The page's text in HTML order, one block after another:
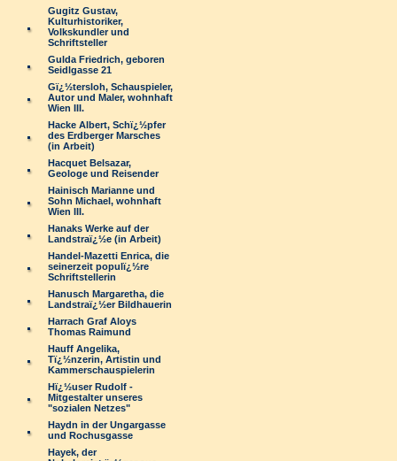
Gugitz Gustav,
Kulturhistoriker,
Volkskundler und
Schriftsteller
Gulda Friedrich, geboren
Seidlgasse 21
Gï¿½tersloh, Schauspieler,
Autor und Maler, wohnhaft
Wien III.
Hacke Albert, Schï¿½pfer
des Erdberger Marsches
(in Arbeit)
Hacquet Belsazar,
Geologe und Reisender
Hainisch Marianne und
Sohn Michael, wohnhaft
Wien III.
Hanaks Werke auf der
Landstraï¿½e (in Arbeit)
Handel-Mazetti Enrica, die
seinerzeit populï¿½re
Schriftstellerin
Hanusch Margaretha, die
Landstraï¿½er Bildhauerin
Harrach Graf Aloys
Thomas Raimund
Hauff Angelika,
Tï¿½nzerin, Artistin und
Kammerschauspielerin
Hï¿½user Rudolf -
Mitgestalter unseres
"sozialen Netzes"
Haydn in der Ungargasse
und Rochusgasse
Hayek, der